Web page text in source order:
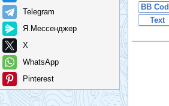
Telegram
Я.Мессенджер
X
WhatsApp
Pinterest
BB
Text